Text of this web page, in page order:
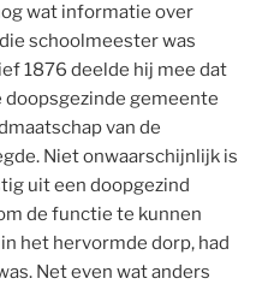
wat informatie over
schoolmeester was
1876 deelde hij mee dat
doopsgezinde gemeente
van de
Niet onwaarschijnlijk is
uit een doopgezind
de functie te kunnen
het hervormde dorp, had
Net even wat anders